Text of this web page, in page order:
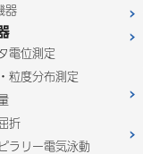
器
電位測定
粒度分布測定
折
ラリー電気泳動